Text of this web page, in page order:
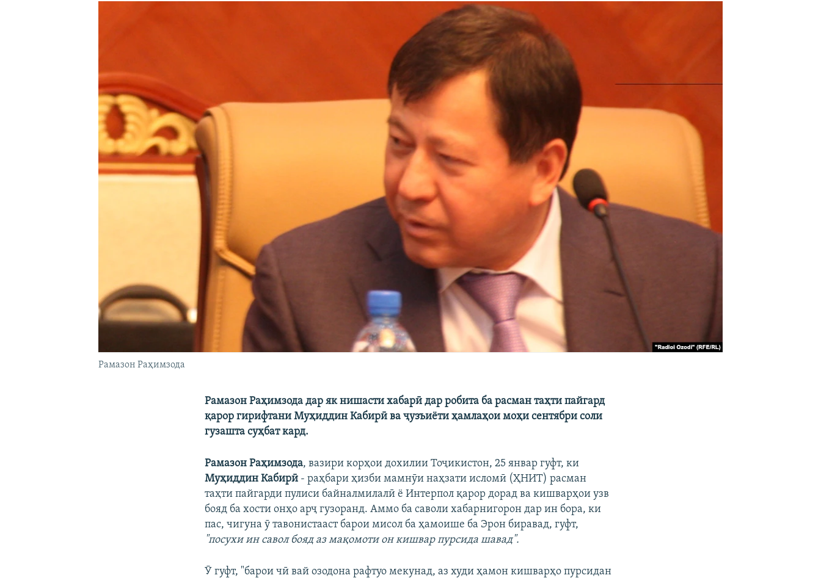
Рамазон Раҳимзода
Рамазон Раҳимзода дар як нишасти хабарӣ дар робита ба расман таҳти пайгард
қарор гирифтани Муҳиддин Кабирӣ ва ҷузъиёти ҳамлаҳои моҳи сентябри соли
гузашта суҳбат кард.
Рамазон Раҳимзода, вазири корҳои дохилии Тоҷикистон, 25 январ гуфт, ки
Муҳиддин Кабирӣ - раҳбари ҳизби мамнӯи наҳзати исломӣ (ҲНИТ) расман
таҳти пайгарди пулиси байналмилалӣ ё Интерпол қарор дорад ва кишварҳои узв
бояд ба хости онҳо арҷ гузоранд. Аммо ба саволи хабарнигорон дар ин бора, ки
пас, чигуна ӯ тавонистааст барои мисол ба ҳамоише ба Эрон биравад, гуфт,
"посухи ин савол бояд аз мақомоти он кишвар пурсида шавад".
Ӯ гуфт, "барои чӣ вай озодона рафтуо мекунад, аз худи ҳамон кишварҳо пурсидан